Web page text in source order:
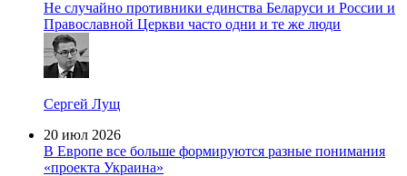
Не случайно противники единства Беларуси и России и
Православной Церкви часто одни и те же люди
Сергей Лущ
20 июл 2026
В Европе все больше формируются разные понимания
«проекта Украина»